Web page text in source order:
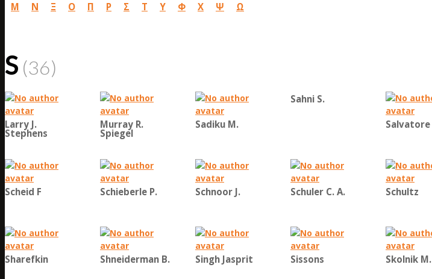
Μ
Ν Ξ Ο Π Ρ Σ Τ Υ Φ Χ Ψ Ω
S (36)
Larry J.
Stephens
Murray R.
Spiegel
Sadiku M.
Sahni S.
Salvatore
Scheid F Schieberle P. Schnoor J. Schuler C. A. Schultz
Sharefkin Shneiderman B. Singh Jasprit Sissons Skolnik M.